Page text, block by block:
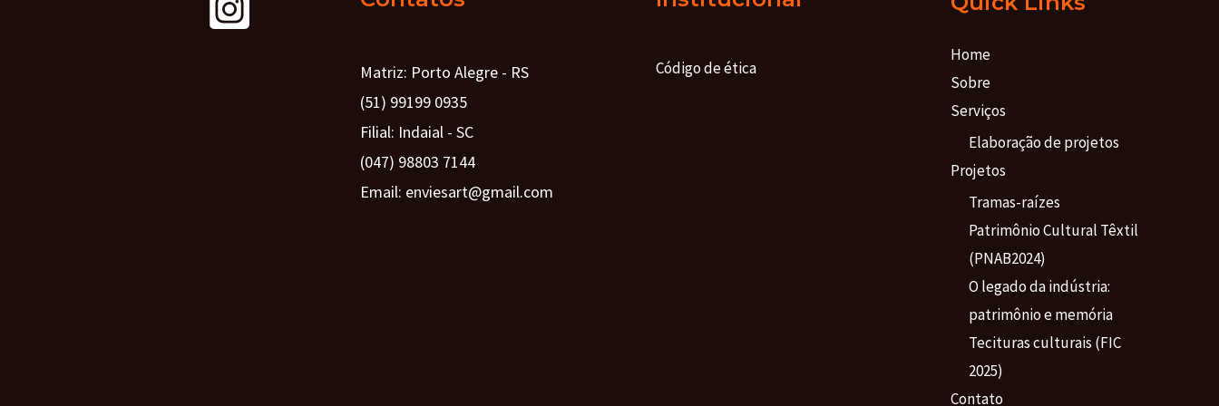
Matriz: Porto Alegre - RS
(51) 99199 0935
Filial: Indaial - SC
(047) 98803 7144
Email: enviesart@gmail.com
Código de ética
Home
Sobre
Serviços
Elaboração de projetos
Projetos
Tramas-raízes
Patrimônio Cultural Têxtil
(PNAB2024)
O legado da indústria:
patrimônio e memória
Tecituras culturais (FIC
2025)
Contato